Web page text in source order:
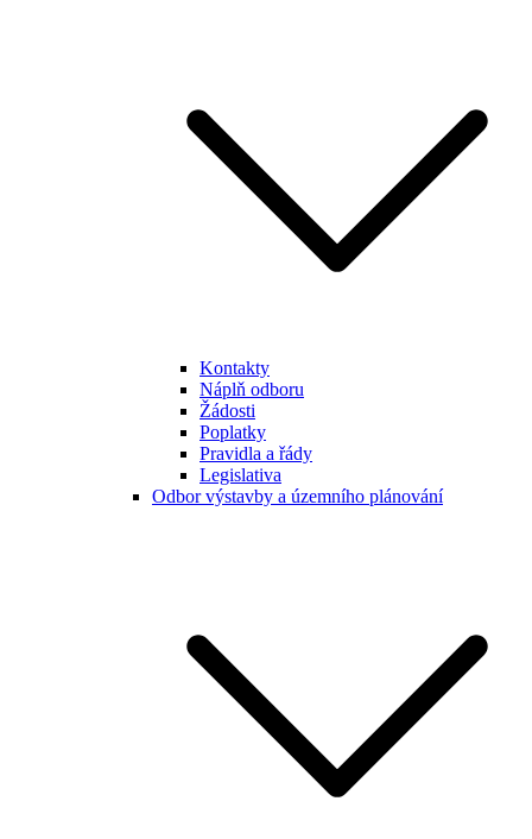
Kontakty
Náplň odboru
Žádosti
Poplatky
Pravidla a řády
Legislativa
Odbor výstavby a územního plánování